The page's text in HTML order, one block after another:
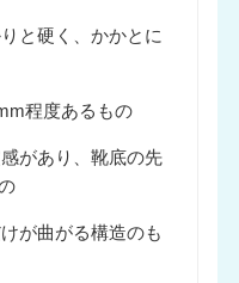
と硬く、かかとに
程度あるもの
があり、靴底の先
が曲がる構造のも